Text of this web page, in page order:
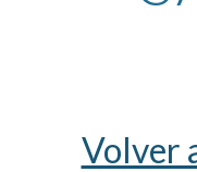
Volver